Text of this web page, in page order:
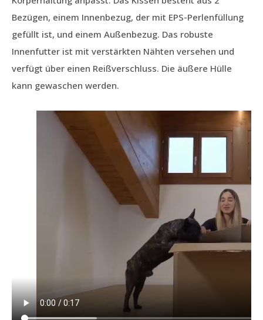
Bezügen, einem Innenbezug, der mit EPS-Perlenfüllung
gefüllt ist, und einem Außenbezug. Das robuste
Innenfutter ist mit verstärkten Nähten versehen und
verfügt über einen Reißverschluss. Die äußere Hülle
kann gewaschen werden.